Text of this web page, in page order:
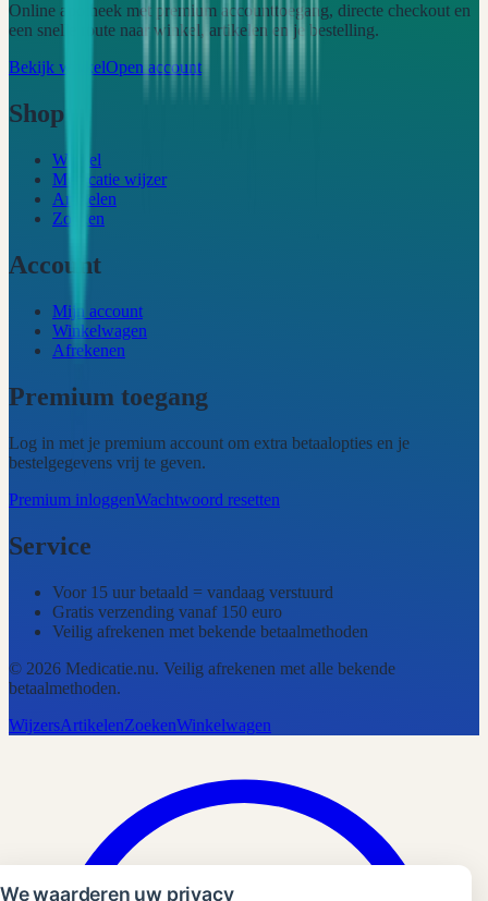
Online apotheek met premium accounttoegang, directe checkout en
een snelle route naar winkel, artikelen en je bestelling.
Bekijk winkelOpen account
Shop
Winkel
Medicatie wijzer
Artikelen
Zoeken
Account
Mijn account
Winkelwagen
Afrekenen
Premium toegang
Log in met je premium account om extra betaalopties en je
bestelgegevens vrij te geven.
Premium inloggenWachtwoord resetten
Service
Voor 15 uur betaald = vandaag verstuurd
Gratis verzending vanaf 150 euro
Veilig afrekenen met bekende betaalmethoden
© 2026 Medicatie.nu. Veilig afrekenen met alle bekende
betaalmethoden.
WijzersArtikelenZoekenWinkelwagen
We waarderen uw privacy